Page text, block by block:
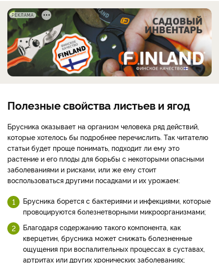
РЕКЛАМА
Полезные свойства листьев и ягод
Брусника оказывает на организм человека ряд действий,
которые хотелось бы подробнее перечислить. Так читателю
статьи будет проще понимать, подходит ли ему это
растение и его плоды для борьбы с некоторыми опасными
заболеваниями и рисками, или же ему стоит
воспользоваться другими посадками и их урожаем:
Брусника борется с бактериями и инфекциями, которые
провоцируются болезнетворными микроорганизмами;
Благодаря содержанию такого компонента, как
кверцетин, брусника может снижать болезненные
ощущения при воспалительных процессах в суставах,
артритах или других хронических заболеваниях;